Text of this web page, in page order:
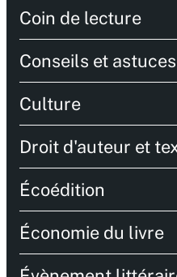
Coin de lecture
Conseils et astuces
Culture
Droit d'auteur et
Écoédition
Économie du livre